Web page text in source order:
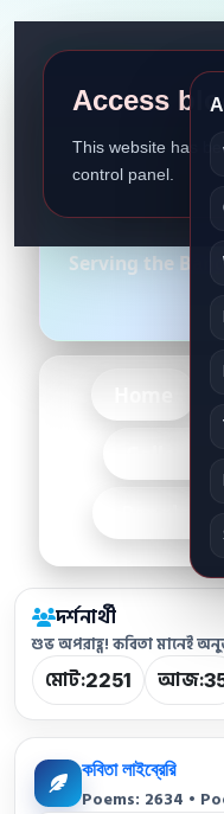
Access
This website has
control panel.
Serving the
দর্শনার্থী
শুভ অপরাহ্ণ! কবিতা মানেই
মোট:2251 আজ:
কবিতা লাইব্রেরি
Poems: 2634 •